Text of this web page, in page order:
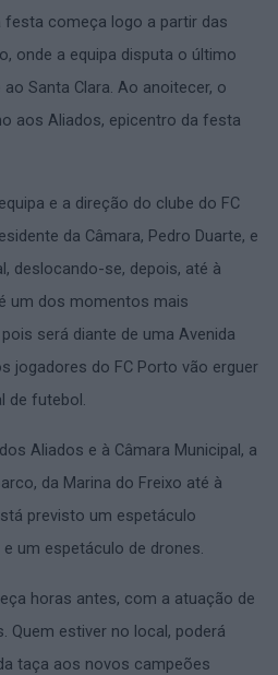
festa começa logo a partir das
onde a equipa disputa o último
Santa Clara. Ao anoitecer, o
aos Aliados, epicentro da festa
e a direção do clube do FC
da Câmara, Pedro Duarte, e
deslocando-se, depois, até à
um dos momentos mais
será diante de uma Avenida
jogadores do FC Porto vão erguer
de futebol.
Aliados e à Câmara Municipal, a
da Marina do Freixo até à
previsto um espetáculo
um espetáculo de drones.
horas antes, com a atuação de
Quem estiver no local, poderá
taça aos novos campeões